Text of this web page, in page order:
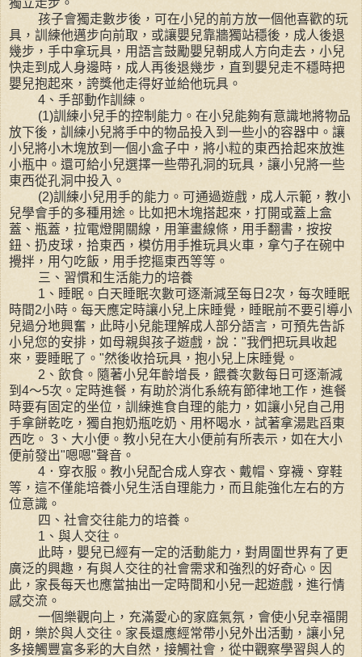
孩子會獨走數步後，可在小兒的前方放一個他喜歡的玩
具，訓練他邁步向前取，或讓嬰兒靠牆獨站穩後，成人後退
幾步，手中拿玩具，用語言鼓勵嬰兒朝成人方向走去，小兒
快走到成人身邊時，成人再後退幾步，直到嬰兒走不穩時把
嬰兒抱起來，誇獎他走得好並給他玩具。
4、手部動作訓練。
(1)訓練小兒手的控制能力。在小兒能夠有意識地將物品
放下後，訓練小兒將手中的物品投入到一些小的容器中。讓
小兒將小木塊放到一個小盒子中，將小粒的東西拾起來放進
小瓶中。還可給小兒選擇一些帶孔洞的玩具，讓小兒將一些
東西從孔洞中投入。
(2)訓練小兒用手的能力。可通過遊戲，成人示範，教小
兒學會手的多種用途。比如把木塊搭起來，打開或蓋上盒
蓋、瓶蓋，拉電燈開關線，用筆畫線條，用手翻書，按按
鈕、扔皮球，拾東西，模仿用手推玩具火車，拿勺子在碗中
攪拌，用勺吃飯，用手挖摳東西等等。
三、習慣和生活能力的培養
1、睡眠。白天睡眠次數可逐漸減至每日2次，每次睡眠
時間2小時。每天應定時讓小兒上床睡覺，睡眠前不要引導小
兒過分地興奮，此時小兒能理解成人部分語言，可預先告訴
小兒您的安排，如母親與孩子遊戲，說："我們把玩具收起
來，要睡眠了。"然後收拾玩具，抱小兒上床睡覺。
2、飲食。隨著小兒年齡增長，餵養次數每日可逐漸減
到4～5次。定時進餐，有助於消化系統有節律地工作，進餐
時要有固定的坐位，訓練進食自理的能力，如讓小兒自己用
手拿餅乾吃，獨自抱奶瓶吃奶、用杯喝水，試著拿湯匙舀東
西吃。 3、大小便。教小兒在大小便前有所表示，如在大小
便前發出"嗯嗯"聲音。
4．穿衣服。教小兒配合成人穿衣、戴帽、穿襪、穿鞋
等，這不僅能培養小兒生活自理能力，而且能強化左右的方
位意識。
四、社會交往能力的培養。
1、與人交往。
此時，嬰兒已經有一定的活動能力，對周圍世界有了更
廣泛的興趣，有與人交往的社會需求和強烈的好奇心。因
此，家長每天也應當抽出一定時間和小兒一起遊戲，進行情
感交流。
一個樂觀向上，充滿愛心的家庭氣氛，會使小兒幸福開
朗，樂於與人交往。家長還應經常帶小兒外出活動，讓小兒
多接觸豐富多彩的大自然，接觸社會，從中觀察學習與人的